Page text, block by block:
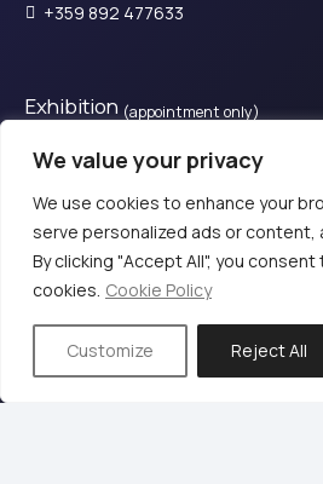
We value your privacy
We use cookies to enhance your
serve personalized ads or content,
By clicking "Accept All", you
cookies. Cookie Policy
Customize Reject All
+359 892 477633
Exhibition (appointment only)
28is Oktovriou, Kassandreia 630 77,
+30 2374 111800
© 2024 KB PΡΟ audio
Terms of Use &
Web